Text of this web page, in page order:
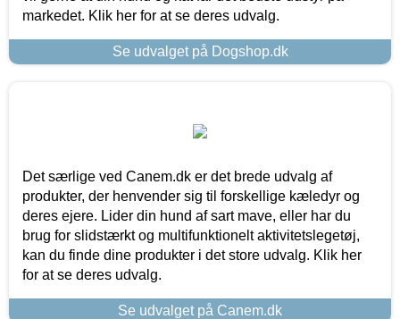
markedet. Klik her for at se deres udvalg.
Se udvalget på Dogshop.dk
Det særlige ved Canem.dk er det brede udvalg af
produkter, der henvender sig til forskellige kæledyr og
deres ejere. Lider din hund af sart mave, eller har du
brug for slidstærkt og multifunktionelt aktivitetslegetøj,
kan du finde dine produkter i det store udvalg. Klik her
for at se deres udvalg.
Se udvalget på Canem.dk